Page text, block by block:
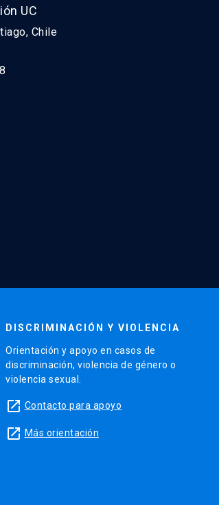
UC
Chile
DISCRIMINACIÓN Y VIOLENCIA
Orientación y apoyo en casos de
discriminación, violencia de género o
violencia sexual.
launch Contacto para apoyo
launch Más orientación